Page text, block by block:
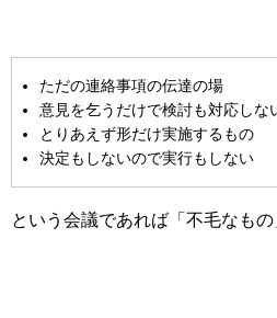
ただの連絡事項の伝達の場
意見を乞うだけで検討も対応しな
とりあえず形だけ実施するもの
決定もしないので実行もしない
という会議であれば「不毛なもの